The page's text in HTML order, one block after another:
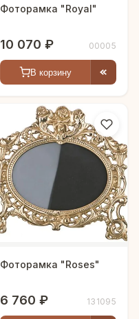
Фоторамка "Royal"
10 070 ₽ 00005
В корзину
Фоторамка "Roses"
6 760 ₽ 131095